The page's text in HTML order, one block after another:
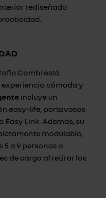
rediseñado
Combi está
cómoda y
incluye un
easy-life, portavasos
Easy Link. Además, su
modulable,
a 9 personas o
de carga al retirar las